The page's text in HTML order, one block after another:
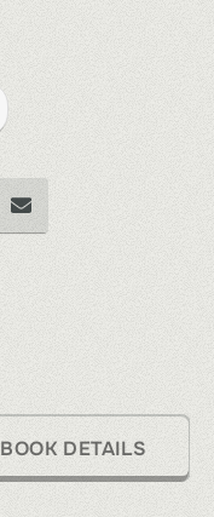
BOOK DETAILS